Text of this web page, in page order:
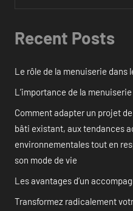
Recent Posts
Le rôle de la menuiserie dans
L’importance de la
Comment adapter un projet
bâti existant, aux tendances
environnementales tout en
son mode de vie
Les avantages d’un
Transformez radicalement